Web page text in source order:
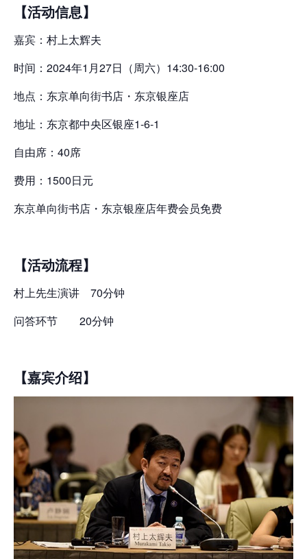
【活动信息】
嘉宾：村上太辉夫
时间：2024年1月27日（周六）14:30-16:00
地点：东京单向街书店・东京银座店
地址：东京都中央区银座1-6-1
自由席：40席
费用：1500日元
东京单向街书店・东京银座店年费会员免费
【活动流程】
村上先生演讲 70分钟
问答环节 20分钟
【嘉宾介绍】